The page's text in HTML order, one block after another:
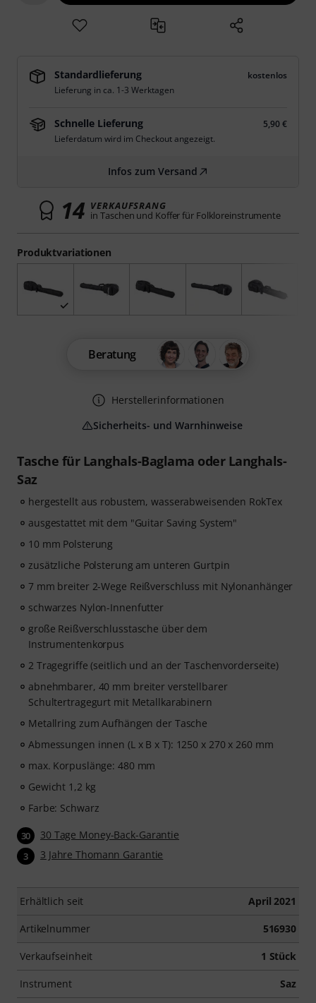
Tasche für Langhals-Baglama oder Langhals-
Saz
hergestellt aus robustem, wasserabweisenden RokTex
ausgestattet mit dem "Guitar Saving System"
10 mm Polsterung
zusätzliche Polsterung am unteren Gurtpin
7 mm breiter 2-Wege Reißverschluss mit Nylonanhänger
schwarzes Nylon-Innenfutter
große Reißverschlusstasche über dem
Instrumentenkorpus
2 Tragegriffe (seitlich und an der Taschenvorderseite)
abnehmbarer, 40 mm breiter verstellbarer
Schultertragegurt mit Metallkarabinern
Metallring zum Aufhängen der Tasche
Abmessungen innen (L x B x T): 1250 x 270 x 260 mm
max. Korpuslänge: 480 mm
Gewicht 1,2 kg
Farbe: Schwarz
30 30 Tage Money-Back-Garantie
3 3 Jahre Thomann Garantie
Erhältlich seit April 2021
Artikelnummer 516930
Verkaufseinheit 1 Stück
Instrument Saz
Produktvariationen
Standardlieferung
kostenlos
Lieferung in ca. 1-3 Werktagen
Schnelle Lieferung
5,90 €
Lieferdatum wird im Checkout angezeigt.
Infos zum Versand
14 VERKAUFSRANG
in Taschen und Koffer für Folkloreinstrumente
Beratung
Herstellerinformationen
Sicherheits- und Warnhinweise